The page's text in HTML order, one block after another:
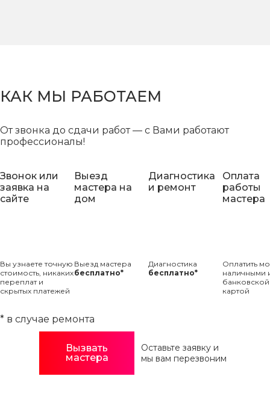
КАК МЫ РАБОТАЕМ
От звонка до сдачи работ — с Вами работают
профессионалы!
Звонок или
заявка на
сайте
Вы узнаете точную
стоимость, никаких
переплат и
скрытых платежей
Выезд
мастера на
дом
Выезд мастера
бесплатно*
Диагностика
и ремонт
Диагностика
бесплатно*
Оплата
работы
мастера
Оплатить
наличными
банковской
картой
* в случае ремонта
Вызвать
мастера
Оставьте заявку и
мы вам перезвоним